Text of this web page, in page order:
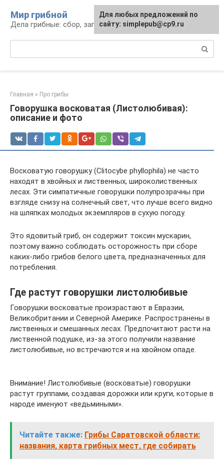
контенту
Мир грибной
Дела грибные: сбор, заготовка, рецепты
Главная » Про грибы
Говорушка восковатая (Листолюбивая):
описание и фото
Восковатую говорушку (Clitocybe phyllophila) не часто
находят в хвойных и лиственных, широколиственных
лесах. Эти симпатичные говорушки полупрозрачны при
взгляде снизу на солнечный свет, что лучше всего видно
на шляпках молодых экземпляров в сухую погоду.
Это ядовитый гриб, он содержит токсин мускарин,
поэтому важно соблюдать осторожность при сборе
каких-либо грибов белого цвета, предназначенных для
потребления.
Где растут говорушки листолюбивые
Говорушки восковатые произрастают в Евразии,
Великобритании и Северной Америке. Распространены в
лиственных и смешанных лесах. Предпочитают расти на
лиственной подушке, из-за этого получили название
листолюбивые, но встречаются и на хвойном опаде.
Внимание! Листолюбивые (восковатые) говорушки
растут группами, создавая дорожки или круги, которые в
народе именуют «ведьмиными».
Читайте также: Грибы Саратовской области:
названия, карта грибных мест, где собирать
Для любых предложений по
сайту: simplepub@cp9.ru